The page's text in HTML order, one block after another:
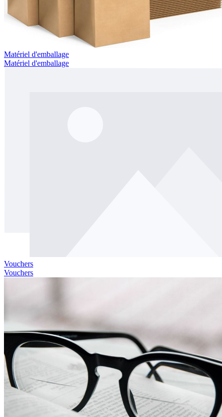
Matériel d'emballage
Matériel d'emballage
Vouchers
Vouchers